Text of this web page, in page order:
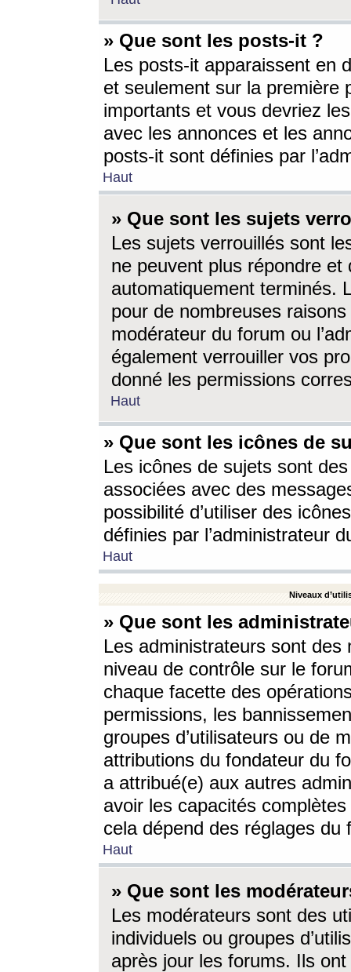
» Que sont les posts-it ?
Les posts-it apparaissent en
et seulement sur la première
importants et vous devriez
avec les annonces et les
posts-it sont définies par
Haut
» Que sont les sujets
Les sujets verrouillés sont
ne peuvent plus répondre
automatiquement terminés.
pour de nombreuses
modérateur du forum ou
également verrouiller vos
donné les permissions
Haut
» Que sont les icônes de
Les icônes de sujets sont
associées avec des
possibilité d’utiliser des
définies par l’administrateur
Haut
Niveaux
» Que sont les
Les administrateurs sont
niveau de contrôle sur le
chaque facette des
permissions, les
groupes d’utilisateurs ou de
attributions du fondateur du
a attribué(e) aux autres
avoir les capacités
cela dépend des réglages du
Haut
» Que sont les
Les modérateurs sont des
individuels ou groupes
après jour les forums. Ils ont